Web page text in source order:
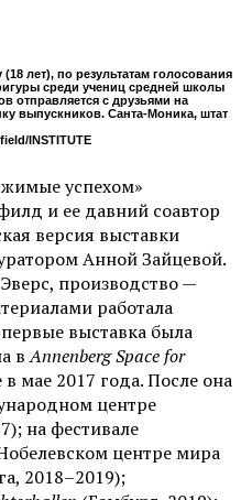
лет), по результатам голосования
среди учениц средней школы
отправляется с друзьями на
выпускников. Санта-Моника, штат
INSTITUTE
успехом»
и ее давний соавтор
версия выставки
Анной Зайцевой.
производство —
работала
выставка была
вAnnenberg Space for
мае 2017 года. После она
центре
на фестивале
центре мира
2018–2019);